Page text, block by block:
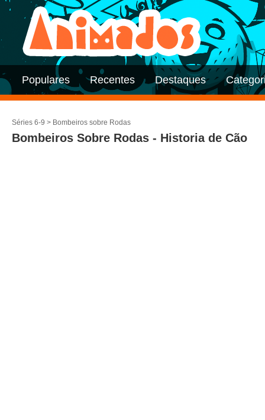
Populares Recentes Destaques
Séries 6-9 > Bombeiros sobre Rodas
Bombeiros Sobre Rodas - Historia de Cão